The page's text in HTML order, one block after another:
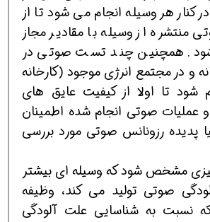
هر وسیله انجام می شود تا از
منتشره از وسیله با مقادیر مجاز
همچنین چند تست صوتی در
و در مجتمع انرژی موجود (کارخانه
شود تا اولا از کیفیت عایق های
صوتی انجام شده اطمینان
پدیده رزونانس صوتی مورد بررسی
مشخص شود که وسیله ای بیشتر
صوتی تولید می کند، وظیفه
نسبت به شناسایی علت آلودگی